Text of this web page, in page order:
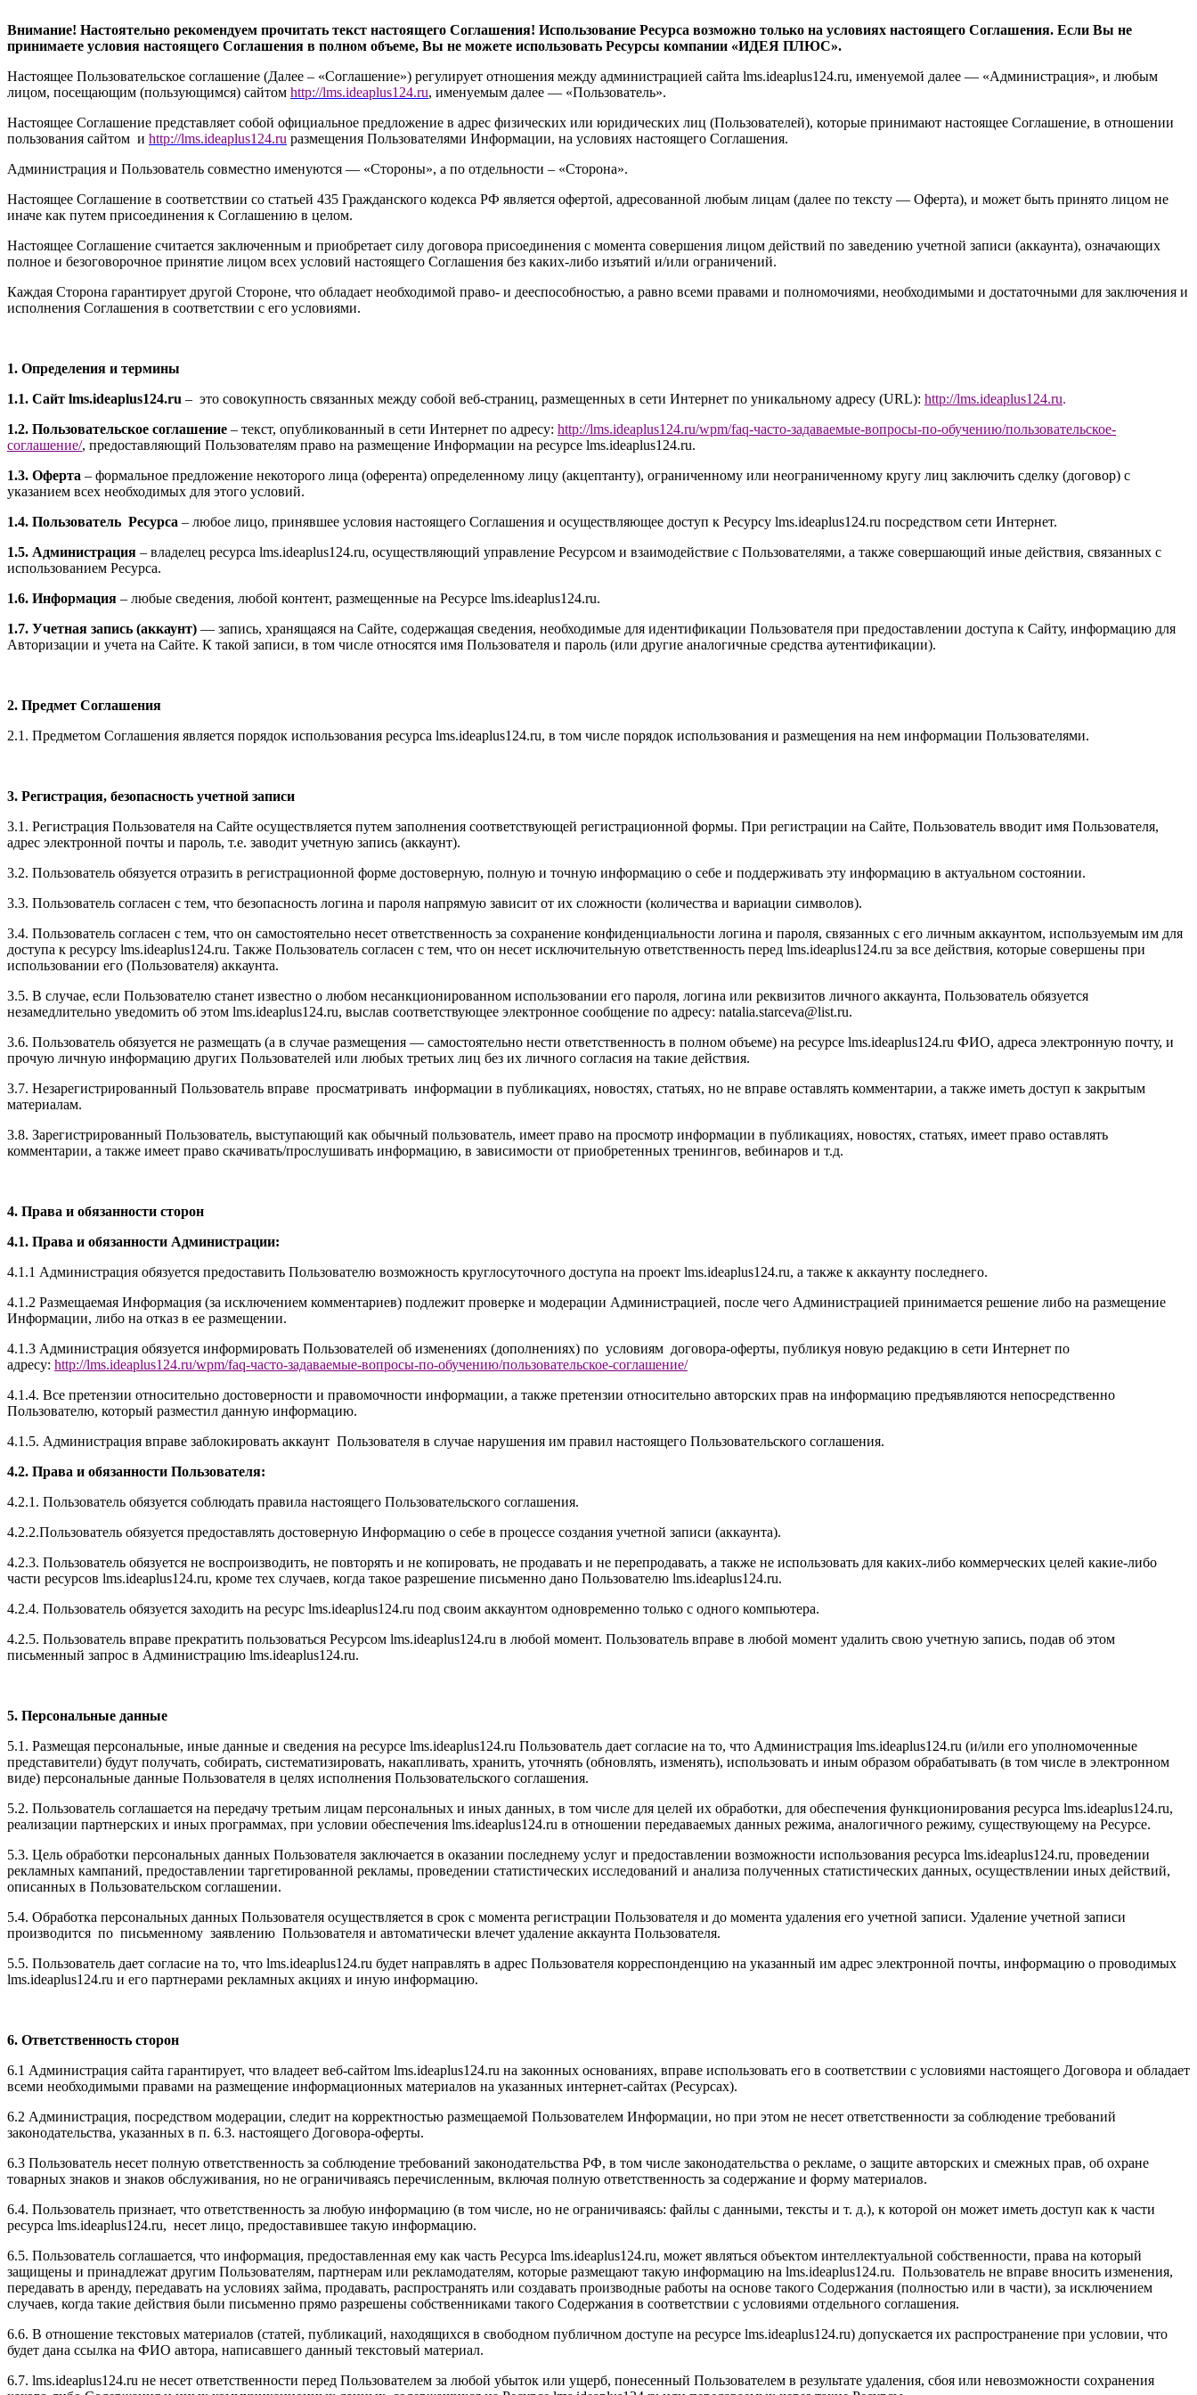
Внимание! Настоятельно рекомендуем прочитать текст настоящего Соглашения! Использование Ресурса возможно только на условиях настоящего Соглашения. Если Вы не
принимаете условия настоящего Соглашения в полном объеме, Вы не можете использовать Ресурсы компании «ИДЕЯ ПЛЮС».
Настоящее Пользовательское соглашение (Далее – «Соглашение») регулирует отношения между администрацией сайта lms.ideaplus124.ru, именуемой далее — «Администрация», и любым
лицом, посещающим (пользующимся) сайтом http://lms.ideaplus124.ru, именуемым далее — «Пользователь».
Настоящее Соглашение представляет собой официальное предложение в адрес физических или юридических лиц (Пользователей), которые принимают настоящее Соглашение, в отношении
пользования сайтом и http://lms.ideaplus124.ru размещения Пользователями Информации, на условиях настоящего Соглашения.
Администрация и Пользователь совместно именуются — «Стороны», а по отдельности – «Сторона».
Настоящее Соглашение в соответствии со статьей 435 Гражданского кодекса РФ является офертой, адресованной любым лицам (далее по тексту — Оферта), и может быть принято лицом не
иначе как путем присоединения к Соглашению в целом.
Настоящее Соглашение считается заключенным и приобретает силу договора присоединения с момента совершения лицом действий по заведению учетной записи (аккаунта), означающих
полное и безоговорочное принятие лицом всех условий настоящего Соглашения без каких-либо изъятий и/или ограничений.
Каждая Сторона гарантирует другой Стороне, что обладает необходимой право- и дееспособностью, а равно всеми правами и полномочиями, необходимыми и достаточными для заключения и
исполнения Соглашения в соответствии с его условиями.
1. Определения и термины
1.1. Сайт lms.ideaplus124.ru – это совокупность связанных между собой веб-страниц, размещенных в сети Интернет по уникальному адресу (URL): http://lms.ideaplus124.ru.
1.2. Пользовательское соглашение – текст, опубликованный в сети Интернет по адресу: http://lms.ideaplus124.ru/wpm/faq-часто-задаваемые-вопросы-по-обучению/пользовательское-
соглашение/, предоставляющий Пользователям право на размещение Информации на ресурсе lms.ideaplus124.ru.
1.3. Оферта – формальное предложение некоторого лица (оферента) определенному лицу (акцептанту), ограниченному или неограниченному кругу лиц заключить сделку (договор) с
указанием всех необходимых для этого условий.
1.4. Пользователь Ресурса – любое лицо, принявшее условия настоящего Соглашения и осуществляющее доступ к Ресурсу lms.ideaplus124.ru посредством сети Интернет.
1.5. Администрация – владелец ресурса lms.ideaplus124.ru, осуществляющий управление Ресурсом и взаимодействие с Пользователями, а также совершающий иные действия, связанных с
использованием Ресурса.
1.6. Информация – любые сведения, любой контент, размещенные на Ресурсе lms.ideaplus124.ru.
1.7. Учетная запись (аккаунт) — запись, хранящаяся на Сайте, содержащая сведения, необходимые для идентификации Пользователя при предоставлении доступа к Сайту, информацию для
Авторизации и учета на Сайте. К такой записи, в том числе относятся имя Пользователя и пароль (или другие аналогичные средства аутентификации).
2. Предмет Соглашения
2.1. Предметом Соглашения является порядок использования ресурса lms.ideaplus124.ru, в том числе порядок использования и размещения на нем информации Пользователями.
3. Регистрация, безопасность учетной записи
3.1. Регистрация Пользователя на Сайте осуществляется путем заполнения соответствующей регистрационной формы. При регистрации на Сайте, Пользователь вводит имя Пользователя,
адрес электронной почты и пароль, т.е. заводит учетную запись (аккаунт).
3.2. Пользователь обязуется отразить в регистрационной форме достоверную, полную и точную информацию о себе и поддерживать эту информацию в актуальном состоянии.
3.3. Пользователь согласен с тем, что безопасность логина и пароля напрямую зависит от их сложности (количества и вариации символов).
3.4. Пользователь согласен с тем, что он самостоятельно несет ответственность за сохранение конфиденциальности логина и пароля, связанных с его личным аккаунтом, используемым им для
доступа к ресурсу lms.ideaplus124.ru. Также Пользователь согласен с тем, что он несет исключительную ответственность перед lms.ideaplus124.ru за все действия, которые совершены при
использовании его (Пользователя) аккаунта.
3.5. В случае, если Пользователю станет известно о любом несанкционированном использовании его пароля, логина или реквизитов личного аккаунта, Пользователь обязуется
незамедлительно уведомить об этом lms.ideaplus124.ru, выслав соответствующее электронное сообщение по адресу: natalia.starceva@list.ru.
3.6. Пользователь обязуется не размещать (а в случае размещения — самостоятельно нести ответственность в полном объеме) на ресурсе lms.ideaplus124.ru ФИО, адреса электронную почту, и
прочую личную информацию других Пользователей или любых третьих лиц без их личного согласия на такие действия.
3.7. Незарегистрированный Пользователь вправе просматривать информации в публикациях, новостях, статьях, но не вправе оставлять комментарии, а также иметь доступ к закрытым
материалам.
3.8. Зарегистрированный Пользователь, выступающий как обычный пользователь, имеет право на просмотр информации в публикациях, новостях, статьях, имеет право оставлять
комментарии, а также имеет право скачивать/прослушивать информацию, в зависимости от приобретенных тренингов, вебинаров и т.д.
4. Права и обязанности сторон
4.1. Права и обязанности Администрации:
4.1.1 Администрация обязуется предоставить Пользователю возможность круглосуточного доступа на проект lms.ideaplus124.ru, а также к аккаунту последнего.
4.1.2 Размещаемая Информация (за исключением комментариев) подлежит проверке и модерации Администрацией, после чего Администрацией принимается решение либо на размещение
Информации, либо на отказ в ее размещении.
4.1.3 Администрация обязуется информировать Пользователей об изменениях (дополнениях) по условиям договора-оферты, публикуя новую редакцию в сети Интернет по
адресу: http://lms.ideaplus124.ru/wpm/faq-часто-задаваемые-вопросы-по-обучению/пользовательское-соглашение/
4.1.4. Все претензии относительно достоверности и правомочности информации, а также претензии относительно авторских прав на информацию предъявляются непосредственно
Пользователю, который разместил данную информацию.
4.1.5. Администрация вправе заблокировать аккаунт Пользователя в случае нарушения им правил настоящего Пользовательского соглашения.
4.2. Права и обязанности Пользователя:
4.2.1. Пользователь обязуется соблюдать правила настоящего Пользовательского соглашения.
4.2.2.Пользователь обязуется предоставлять достоверную Информацию о себе в процессе создания учетной записи (аккаунта).
4.2.3. Пользователь обязуется не воспроизводить, не повторять и не копировать, не продавать и не перепродавать, а также не использовать для каких-либо коммерческих целей какие-либо
части ресурсов lms.ideaplus124.ru, кроме тех случаев, когда такое разрешение письменно дано Пользователю lms.ideaplus124.ru.
4.2.4. Пользователь обязуется заходить на ресурс lms.ideaplus124.ru под своим аккаунтом одновременно только с одного компьютера.
4.2.5. Пользователь вправе прекратить пользоваться Ресурсом lms.ideaplus124.ru в любой момент. Пользователь вправе в любой момент удалить свою учетную запись, подав об этом
письменный запрос в Администрацию lms.ideaplus124.ru.
5. Персональные данные
5.1. Размещая персональные, иные данные и сведения на ресурсе lms.ideaplus124.ru Пользователь дает согласие на то, что Администрация lms.ideaplus124.ru (и/или его уполномоченные
представители) будут получать, собирать, систематизировать, накапливать, хранить, уточнять (обновлять, изменять), использовать и иным образом обрабатывать (в том числе в электронном
виде) персональные данные Пользователя в целях исполнения Пользовательского соглашения.
5.2. Пользователь соглашается на передачу третьим лицам персональных и иных данных, в том числе для целей их обработки, для обеспечения функционирования ресурса lms.ideaplus124.ru,
реализации партнерских и иных программах, при условии обеспечения lms.ideaplus124.ru в отношении передаваемых данных режима, аналогичного режиму, существующему на Ресурсе.
5.3. Цель обработки персональных данных Пользователя заключается в оказании последнему услуг и предоставлении возможности использования ресурса lms.ideaplus124.ru, проведении
рекламных кампаний, предоставлении таргетированной рекламы, проведении статистических исследований и анализа полученных статистических данных, осуществлении иных действий,
описанных в Пользовательском соглашении.
5.4. Обработка персональных данных Пользователя осуществляется в срок с момента регистрации Пользователя и до момента удаления его учетной записи. Удаление учетной записи
производится по письменному заявлению Пользователя и автоматически влечет удаление аккаунта Пользователя.
5.5. Пользователь дает согласие на то, что lms.ideaplus124.ru будет направлять в адрес Пользователя корреспонденцию на указанный им адрес электронной почты, информацию о проводимых
lms.ideaplus124.ru и его партнерами рекламных акциях и иную информацию.
6. Ответственность сторон
6.1 Администрация сайта гарантирует, что владеет веб-сайтом lms.ideaplus124.ru на законных основаниях, вправе использовать его в соответствии с условиями настоящего Договора и обладает
всеми необходимыми правами на размещение информационных материалов на указанных интернет-сайтах (Ресурсах).
6.2 Администрация, посредством модерации, следит на корректностью размещаемой Пользователем Информации, но при этом не несет ответственности за соблюдение требований
законодательства, указанных в п. 6.3. настоящего Договора-оферты.
6.3 Пользователь несет полную ответственность за соблюдение требований законодательства РФ, в том числе законодательства о рекламе, о защите авторских и смежных прав, об охране
товарных знаков и знаков обслуживания, но не ограничиваясь перечисленным, включая полную ответственность за содержание и форму материалов.
6.4. Пользователь признает, что ответственность за любую информацию (в том числе, но не ограничиваясь: файлы с данными, тексты и т. д.), к которой он может иметь доступ как к части
ресурса lms.ideaplus124.ru, несет лицо, предоставившее такую информацию.
6.5. Пользователь соглашается, что информация, предоставленная ему как часть Ресурса lms.ideaplus124.ru, может являться объектом интеллектуальной собственности, права на который
защищены и принадлежат другим Пользователям, партнерам или рекламодателям, которые размещают такую информацию на lms.ideaplus124.ru. Пользователь не вправе вносить изменения,
передавать в аренду, передавать на условиях займа, продавать, распространять или создавать производные работы на основе такого Содержания (полностью или в части), за исключением
случаев, когда такие действия были письменно прямо разрешены собственниками такого Содержания в соответствии с условиями отдельного соглашения.
6.6. В отношение текстовых материалов (статей, публикаций, находящихся в свободном публичном доступе на ресурсе lms.ideaplus124.ru) допускается их распространение при условии, что
будет дана ссылка на ФИО автора, написавшего данный текстовый материал.
6.7. lms.ideaplus124.ru не несет ответственности перед Пользователем за любой убыток или ущерб, понесенный Пользователем в результате удаления, сбоя или невозможности сохранения